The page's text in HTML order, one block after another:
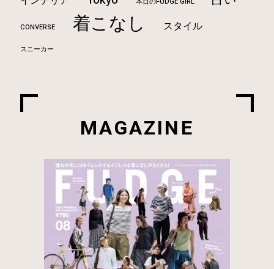
CONVERSE 着こなし スタイル
スニーカー
MAGAZINE